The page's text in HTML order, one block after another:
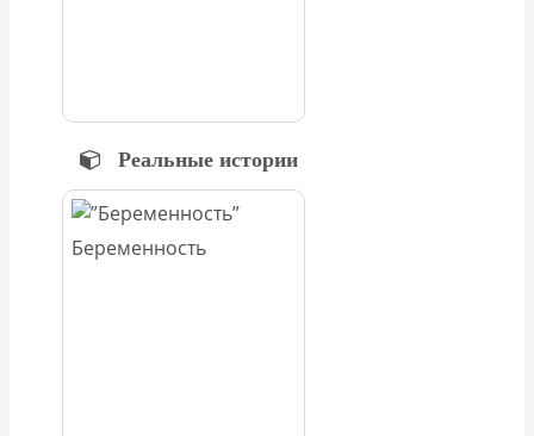
Реальные истории
Беременность